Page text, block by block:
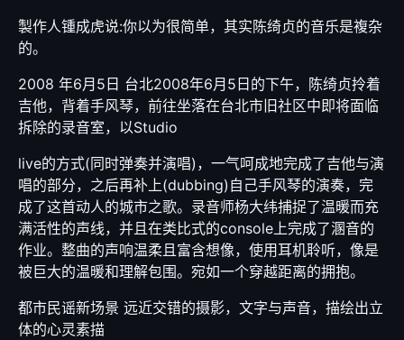
製作人锺成虎说:你以为很简单，其实陈绮贞的音乐是複杂
的。
2008 年6月5日 台北2008年6月5日的下午，陈绮贞拎着
吉他，背着手风琴，前往坐落在台北市旧社区中即将面临
拆除的录音室，以Studio
live的方式(同时弹奏并演唱)，一气呵成地完成了吉他与演
唱的部分，之后再补上(dubbing)自己手风琴的演奏，完
成了这首动人的城市之歌。录音师杨大纬捕捉了温暖而充
满活性的声线，并且在类比式的console上完成了溷音的
作业。整曲的声响温柔且富含想像，使用耳机聆听，像是
被巨大的温暖和理解包围。宛如一个穿越距离的拥抱。
都市民谣新场景 远近交错的摄影，文字与声音，描绘出立
体的心灵素描